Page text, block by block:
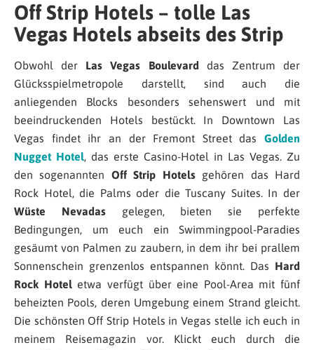
Off Strip Hotels – tolle Las
Vegas Hotels abseits des Strip
Obwohl der Las Vegas Boulevard
das Zentrum der
Glücksspielmetropole darstellt, sind auch die
anliegenden Blocks besonders sehenswert und mit
beeindruckenden Hotels bestückt. In Downtown Las
Vegas findet ihr an der Fremont Street das Golden
Nugget Hotel, das erste Casino-Hotel in Las Vegas. Zu
den sogenannten Off Strip Hotelsgehören das Hard
Rock Hotel, die Palms oder die Tuscany Suites. In der
Wüste Nevadasgelegen, bieten sie perfekte
Bedingungen, um euch ein Swimmingpool-Paradies
gesäumt von Palmen zu zaubern, in dem ihr bei prallem
Sonnenschein grenzenlos entspannen könnt. Das Hard
Rock Hoteletwa verfügt über eine Pool-Area mit fünf
beheizten Pools, deren Umgebung einem Strand gleicht.
Die schönsten Off Strip Hotels in Vegas stelle ich euch in
meinem Reisemagazin vor. Klickt euch durch die